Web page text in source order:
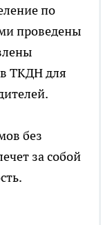
по
проведены
ТКДН для
без
за собой